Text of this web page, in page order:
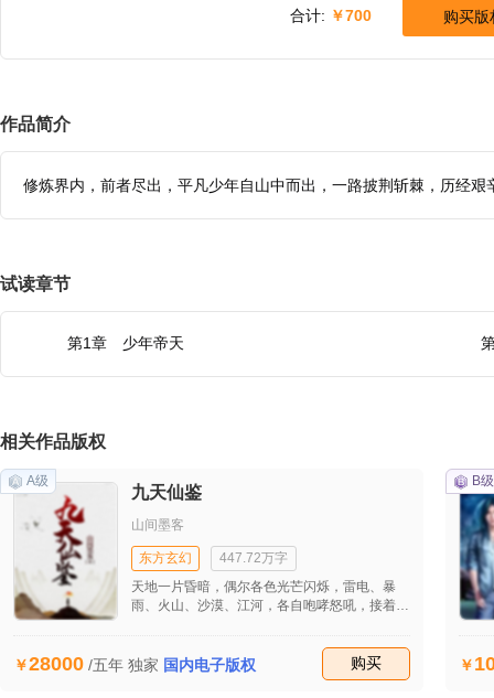
合计: 700 购买版
作品简介
修炼界内，前者尽出，平凡少年自山中而出，一路披荆斩棘，历经
试读章节
第1章 少年帝天
相关作品版权
A级
九天仙鉴
山间墨客
东方玄幻
447.72万字
天地一片昏暗，偶尔各色光芒闪烁，雷电、暴
雨、火山、沙漠、江河，各自咆哮怒吼，接着天
的宇宙中飘扬着爆炸后的 岁月如轮，时间穿
梭！时间过了几十万年，几百万年。
28000 /五年 独家 国内电子版权 购买
B级